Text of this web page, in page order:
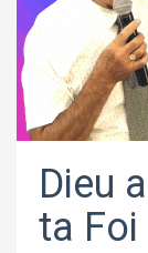
Dieu
ta Foi